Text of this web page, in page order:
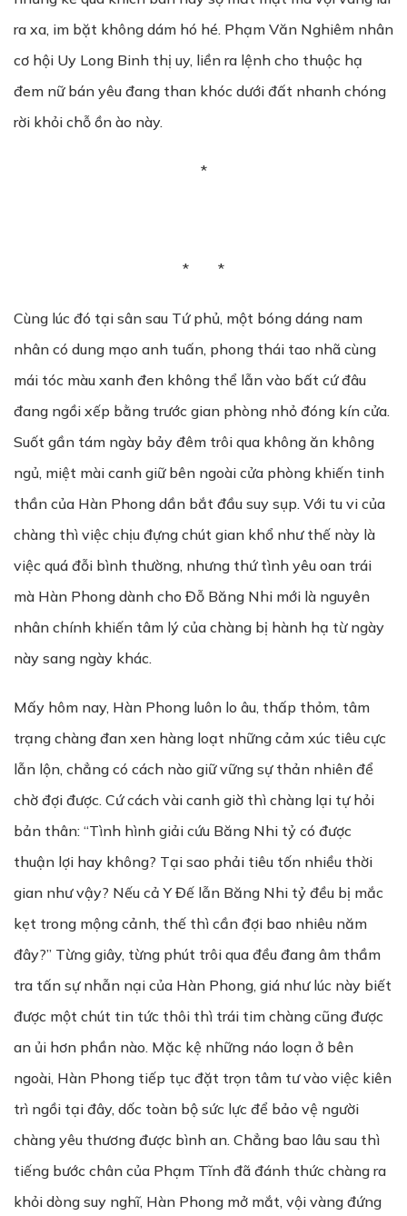
ra xa, im bặt không dám hó hé. Phạm Văn Nghiêm nhân
cơ hội Uy Long Binh thị uy, liền ra lệnh cho thuộc hạ
đem nữ bán yêu đang than khóc dưới đất nhanh chóng
rời khỏi chỗ ồn ào này.
*
* *
Cùng lúc đó tại sân sau Tứ phủ, một bóng dáng nam
nhân có dung mạo anh tuấn, phong thái tao nhã cùng
mái tóc màu xanh đen không thể lẫn vào bất cứ đâu
đang ngồi xếp bằng trước gian phòng nhỏ đóng kín cửa.
Suốt gần tám ngày bảy đêm trôi qua không ăn không
ngủ, miệt mài canh giữ bên ngoài cửa phòng khiến tinh
thần của Hàn Phong dần bắt đầu suy sụp. Với tu vi của
chàng thì việc chịu đựng chút gian khổ như thế này là
việc quá đỗi bình thường, nhưng thứ tình yêu oan trái
mà Hàn Phong dành cho Đỗ Băng Nhi mới là nguyên
nhân chính khiến tâm lý của chàng bị hành hạ từ ngày
này sang ngày khác.
Mấy hôm nay, Hàn Phong luôn lo âu, thấp thỏm, tâm
trạng chàng đan xen hàng loạt những cảm xúc tiêu cực
lẫn lộn, chẳng có cách nào giữ vững sự thản nhiên để
chờ đợi được. Cứ cách vài canh giờ thì chàng lại tự hỏi
bản thân: “Tình hình giải cứu Băng Nhi tỷ có được
thuận lợi hay không? Tại sao phải tiêu tốn nhiều thời
gian như vậy? Nếu cả Y Đế lẫn Băng Nhi tỷ đều bị mắc
kẹt trong mộng cảnh, thế thì cần đợi bao nhiêu năm
đây?” Từng giây, từng phút trôi qua đều đang âm thầm
tra tấn sự nhẫn nại của Hàn Phong, giá như lúc này biết
được một chút tin tức thôi thì trái tim chàng cũng được
an ủi hơn phần nào. Mặc kệ những náo loạn ở bên
ngoài, Hàn Phong tiếp tục đặt trọn tâm tư vào việc kiên
trì ngồi tại đây, dốc toàn bộ sức lực để bảo vệ người
chàng yêu thương được bình an. Chẳng bao lâu sau thì
tiếng bước chân của Phạm Tĩnh đã đánh thức chàng ra
khỏi dòng suy nghĩ, Hàn Phong mở mắt, vội vàng đứng